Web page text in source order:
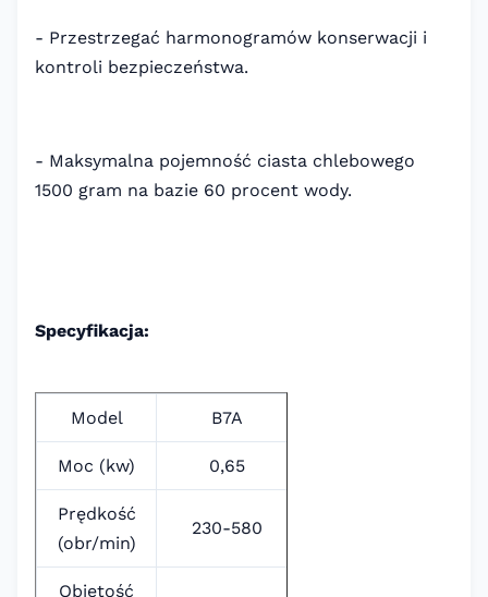
- Przestrzegać harmonogramów konserwacji i
kontroli bezpieczeństwa.
- Maksymalna pojemność ciasta chlebowego
1500 gram na bazie 60 procent wody.
Specyfikacja:
Model B7A
Moc (kw) 0,65
Prędkość
(obr/min)
230-580
Objętość